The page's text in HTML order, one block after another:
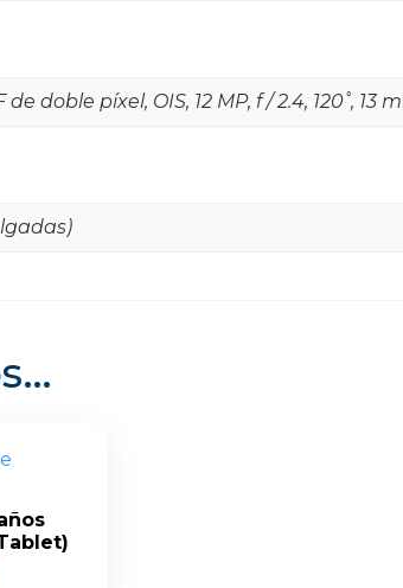
doble píxel, OIS, 12 MP, f / 2.4, 120˚, 13